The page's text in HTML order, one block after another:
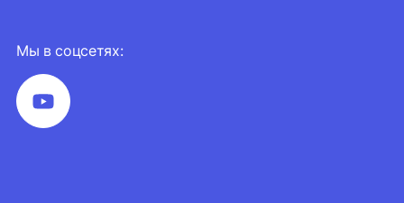
Мы в соцсетях: